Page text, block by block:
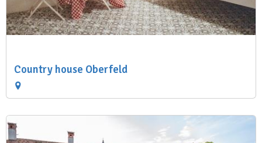
Country house Oberfeld